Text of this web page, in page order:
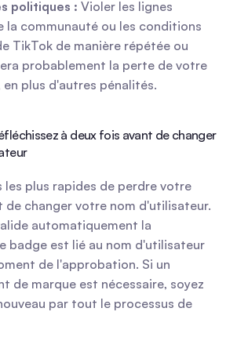
politiques : Violer les lignes
la communauté ou les conditions
TikTok de manière répétée ou
probablement la perte de votre
plus d'autres pénalités.
à deux fois avant de changer
les plus rapides de perdre votre
de changer votre nom d'utilisateur.
automatiquement la
badge est lié au nom d'utilisateur
de l'approbation. Si un
de marque est nécessaire, soyez
par tout le processus de